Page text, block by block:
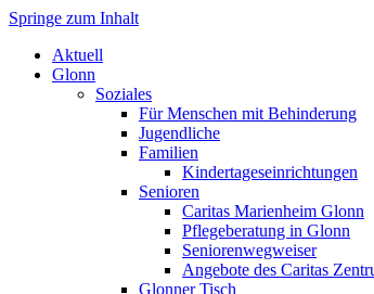
Markt Glonn
Springe zum Inhalt
Aktuell
Glonn
Soziales
Für Menschen mit Behinderung
Jugendliche
Familien
Kindertageseinrichtungen
Senioren
Caritas Marienheim Glonn
Pflegeberatung in Glonn
Seniorenwegweiser
Angebote des Caritas
Glonner Tisch